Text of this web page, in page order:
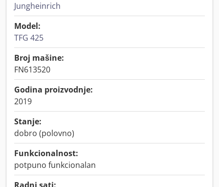
Jungheinrich
Model:
TFG 425
Broj mašine:
FN613520
Godina proizvodnje:
2019
Stanje:
dobro (polovno)
Funkcionalnost:
potpuno funkcionalan